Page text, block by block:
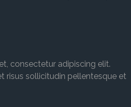
consectetur adipiscing elit.
risus sollicitudin pellentesque et